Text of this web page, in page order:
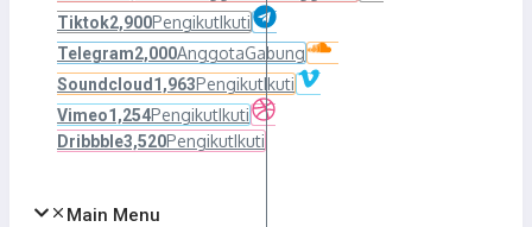
Tiktok2,900PengikutIkuti
Telegram2,000AnggotaGabung
Soundcloud 1,963PengikutIkuti
Vimeo1,254PengikutIkuti
Dribbble3,520PengikutIkuti
Main Menu